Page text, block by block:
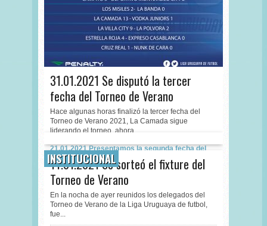
31.01.2021 Se disputó la tercer
fecha del Torneo de Verano
Hace algunas horas finalizó la tercer fecha del
Torneo de Verano 2021, La Camada sigue
liderando el torneo, ahora...
21.01.2021 Presentamos la segunda fecha del
Torneo de Verano.
17.03.2021 Los Misiles ganó con claridad a
Vodka Juniors.
17.01.2021 Estrella Roja superó a Deportivo
Montevideo City
17.01.2021 El clásico fue negrigris.
INSTITUCIONAL
14.01.2021 Se sorteó el fixture del
Torneo de Verano
En la nocha de ayer reunidos los delegados del
Torneo de Verano de la Liga Uruguaya de futbol,
fue...